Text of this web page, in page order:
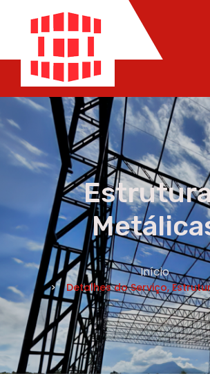
ORÇAMENTO
NOME *
E-MAIL *
TELEFONE *
CIDADE *
MENSAGEM *